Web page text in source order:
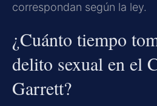
correspondan según la ley.
¿Cuánto tiempo
delito sexual en el
Garrett?